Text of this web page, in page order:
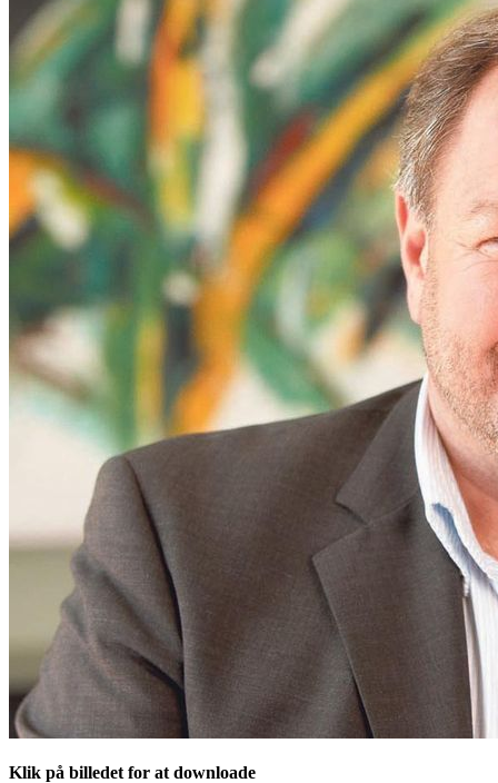
Klik på billedet for at downloade